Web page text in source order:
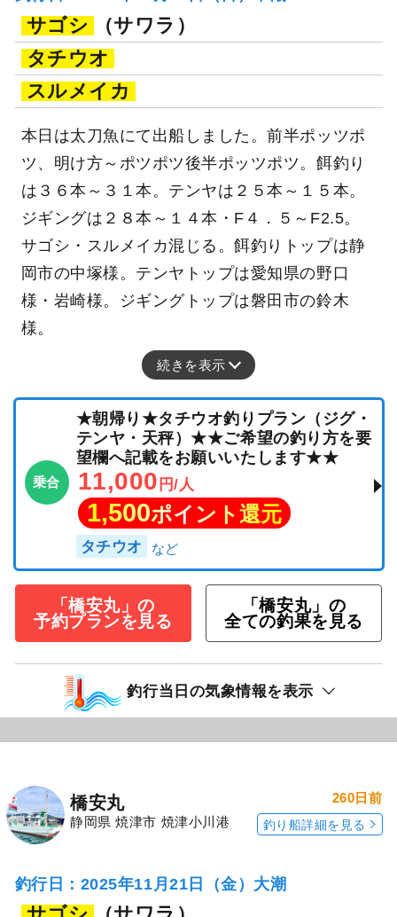
サゴシ
（サワラ）
タチウオ
スルメイカ
本日は太刀魚にて出船しました。前半ポッツポ
ツ、明け方～ポツポツ後半ポッツポツ。餌釣り
は３６本～３１本。テンヤは２５本～１５本。
ジギングは２８本～１４本・F４．５～F2.5。
サゴシ・スルメイカ混じる。餌釣りトップは静
岡市の中塚様。テンヤトップは愛知県の野口
様・岩崎様。ジギングトップは磐田市の鈴木
様。
続きを表示
乗合
★朝帰り★タチウオ釣りプラン（ジグ・
テンヤ・天秤）★★ご希望の釣り方を要
望欄へ記載をお願いいたします★★
11,000 円/人
1,500ポイント還元
タチウオ
「橋安丸」の
予約プランを見る
「橋安丸」の
全ての釣果を見る
釣行当日の気象情報を表示
橋安丸
静岡県 焼津市 焼津小川港
260日前
釣り船詳細を見る
釣行日：2025年11月21日（金）大潮